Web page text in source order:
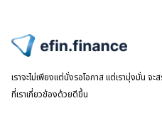
ไปหน้าแรก
เราจะไม่เพียงแต่นั่งรอโอกาส แต่เรามุ่งมั่น จะ
ที่เราเกี่ยวข้องด้วยดีขึ้น